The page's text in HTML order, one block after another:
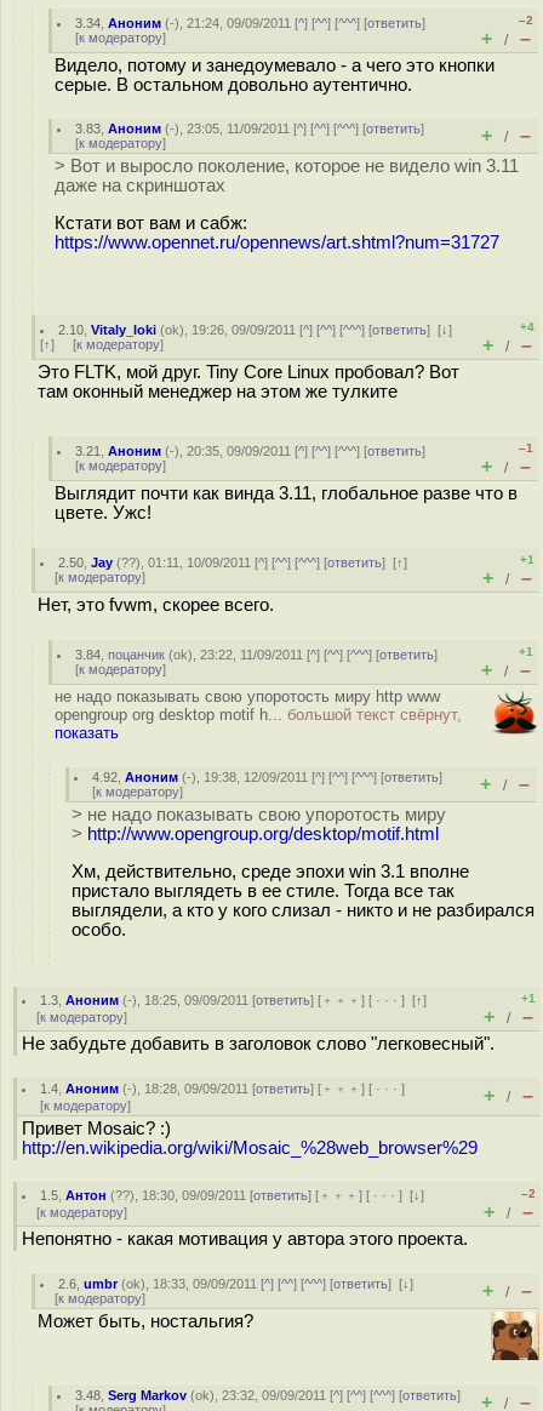
3.34 ,Аноним (-), 21:24, 09/09/2011 [^] [^^] [^^^] [ответить]
[к модератору]
–2
+ / –
Видело, потому и занедоумевало - а чего это кнопки
серые. В остальном довольно аутентично.
3.83 ,Аноним (-), 23:05, 11/09/2011 [^] [^^] [^^^] [ответить]
[к модератору] + / –
> Вот и выросло поколение, которое не видело win 3.11
даже на скриншотах
Кстати вот вам и сабж:
https://www.opennet.ru/opennews/art.shtml?num=31727
2.10 ,Vitaly_loki (ok), 19:26, 09/09/2011 [^] [^^] [^^^] [ответить][↓]
[↑] [к модератору]
+4
+ / –
Это FLTK, мой друг. Tiny Core Linux пробовал? Вот
там оконный менеджер на этом же тулките
3.21 ,Аноним (-), 20:35, 09/09/2011 [^] [^^] [^^^] [ответить]
[к модератору]
–1
+ / –
Выглядит почти как винда 3.11, глобальное разве что в
цвете. Ужс!
2.50 ,Jay (??), 01:11, 10/09/2011 [^] [^^] [^^^] [ответить][↑]
[к модератору]
+1
+ / –
Нет, это fvwm, скорее всего.
3.84 ,поцанчик (ok), 23:22, 11/09/2011 [^] [^^] [^^^] [ответить]
[к модератору]
+1
+ / –
не надо показывать свою упоротость миру http www
opengroup org desktop motif h... большой текст свёрнут,
показать
4.92 ,Аноним (-), 19:38, 12/09/2011 [^] [^^] [^^^] [ответить]
[к модератору] + / –
> не надо показывать свою упоротость миру
> http://www.opengroup.org/desktop/motif.html
Хм, действительно, среде эпохи win 3.1 вполне
пристало выглядеть в ее стиле. Тогда все так
выглядели, а кто у кого слизал - никто и не разбирался
особо.
1.3 ,Аноним (-), 18:25, 09/09/2011 [ответить] [ ﹢﹢﹢] [ · · ·][↑]
[к модератору]
+1
+ / –
Не забудьте добавить в заголовок слово "легковесный".
1.4 ,Аноним (-), 18:28, 09/09/2011 [ответить] [ ﹢﹢﹢] [ · · ·]
[к модератору] + / –
Привет Mosaic? :)
http://en.wikipedia.org/wiki/Mosaic_%28web_browser%29
1.5 ,Антон (??), 18:30, 09/09/2011 [ответить] [ ﹢﹢﹢] [ · · ·][↓]
[к модератору]
–2
+ / –
Непонятно - какая мотивация у автора этого проекта.
2.6 ,umbr(ok), 18:33, 09/09/2011 [^] [^^] [^^^] [ответить][↓]
[к модератору] + / –
Может быть, ностальгия?
3.48 ,Serg Markov (ok), 23:32, 09/09/2011 [^] [^^] [^^^] [ответить]
+ / –